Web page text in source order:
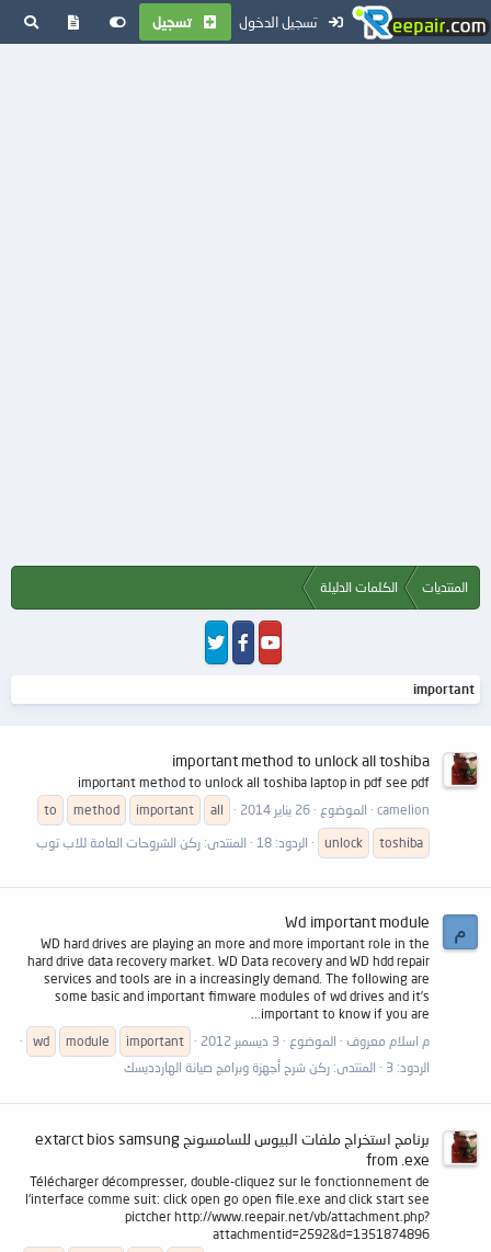
تسجيل الدخول تسجيل
المنتديات الكلمات الدليلة
important
important method to unlock all toshiba
important method to unlock all toshiba laptop in pdf see pdf
camelion
الموضوع 26 يناير 2014 all
important
method
to
toshiba
unlock الردود: 18 المنتدى: ركن الشروحات العامة للاب توب
م Wd important module
WD hard drives are playing an more and more important role in the
hard drive data recovery market. WD Data recovery and WD hdd repair
services and tools are in a increasingly demand. The following are
some basic and important fimware modules of wd drives and it’s
important to know if you are...
م اسلام معروف
الموضوع 3 ديسمبر 2012 important
module
wd
الردود: 3
المنتدى: ركن شرح أجهزة وبرامج صيانة الهاردديسك
برنامج استخراج ملفات البيوس للسامسونج extarct bios samsung
from .exe
Télécharger décompresser, double-cliquez sur le fonctionnement de
l'interface comme suit: click open go open file.exe and click start see
pictcher http://www.reepair.net/vb/attachment.php?
attachmentid=2592&d=1351874896